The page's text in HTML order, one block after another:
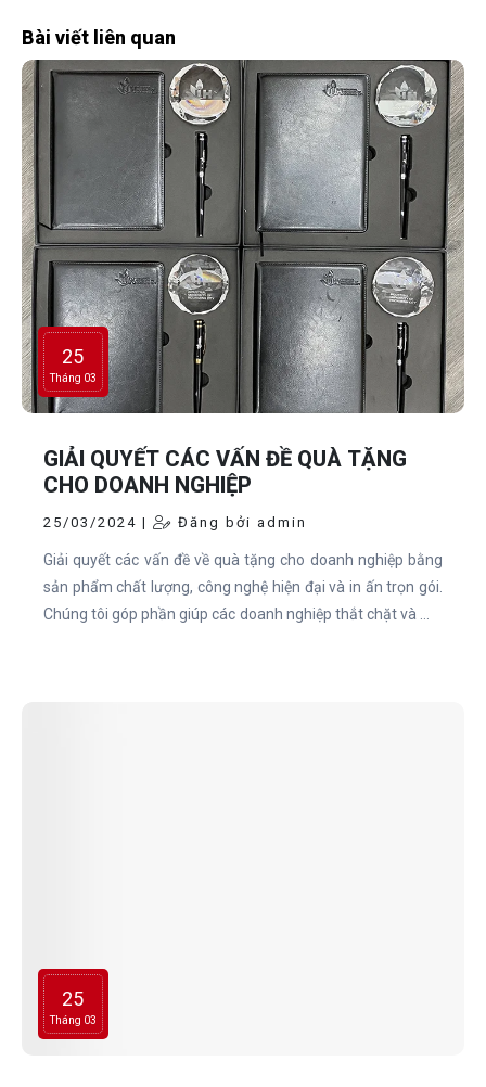
Bài viết liên quan
25
Tháng 03
GIẢI QUYẾT CÁC VẤN ĐỀ QUÀ TẶNG
CHO DOANH NGHIỆP
25/03/2024 | Đăng bởi admin
Giải quyết các vấn đề về quà tặng cho doanh nghiệp bằng
sản phẩm chất lượng, công nghệ hiện đại và in ấn trọn gói.
Chúng tôi góp phần giúp các doanh nghiệp thắt chặt và mở
25
Tháng 03